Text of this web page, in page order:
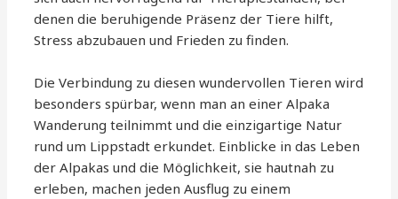
denen die beruhigende Präsenz der Tiere hilft,
Stress abzubauen und Frieden zu finden.
Die Verbindung zu diesen wundervollen Tieren wird
besonders spürbar, wenn man an einer Alpaka
Wanderung teilnimmt und die einzigartige Natur
rund um Lippstadt erkundet. Einblicke in das Leben
der Alpakas und die Möglichkeit, sie hautnah zu
erleben, machen jeden Ausflug zu einem